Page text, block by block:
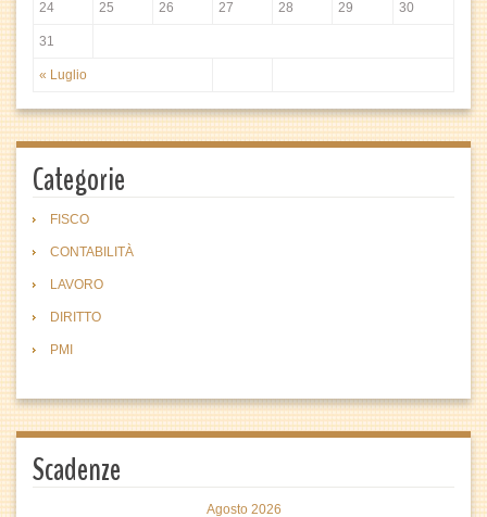
« Luglio
24 25 26 27 28 29 30
31
Categorie
FISCO
CONTABILITÀ
LAVORO
DIRITTO
PMI
Scadenze
Agosto 2026